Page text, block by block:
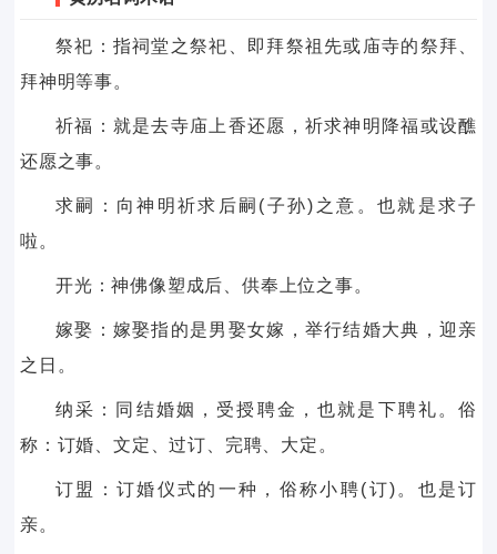
祭祀：指祠堂之祭祀、即拜祭祖先或庙寺的祭拜、
拜神明等事。
祈福：就是去寺庙上香还愿，祈求神明降福或设醮
还愿之事。
求嗣：向神明祈求后嗣(子孙)之意。也就是求子
啦。
开光：神佛像塑成后、供奉上位之事。
嫁娶：嫁娶指的是男娶女嫁，举行结婚大典，迎亲
之日。
纳采：同结婚姻，受授聘金，也就是下聘礼。俗
称：订婚、文定、过订、完聘、大定。
订盟：订婚仪式的一种，俗称小聘(订)。也是订
亲。